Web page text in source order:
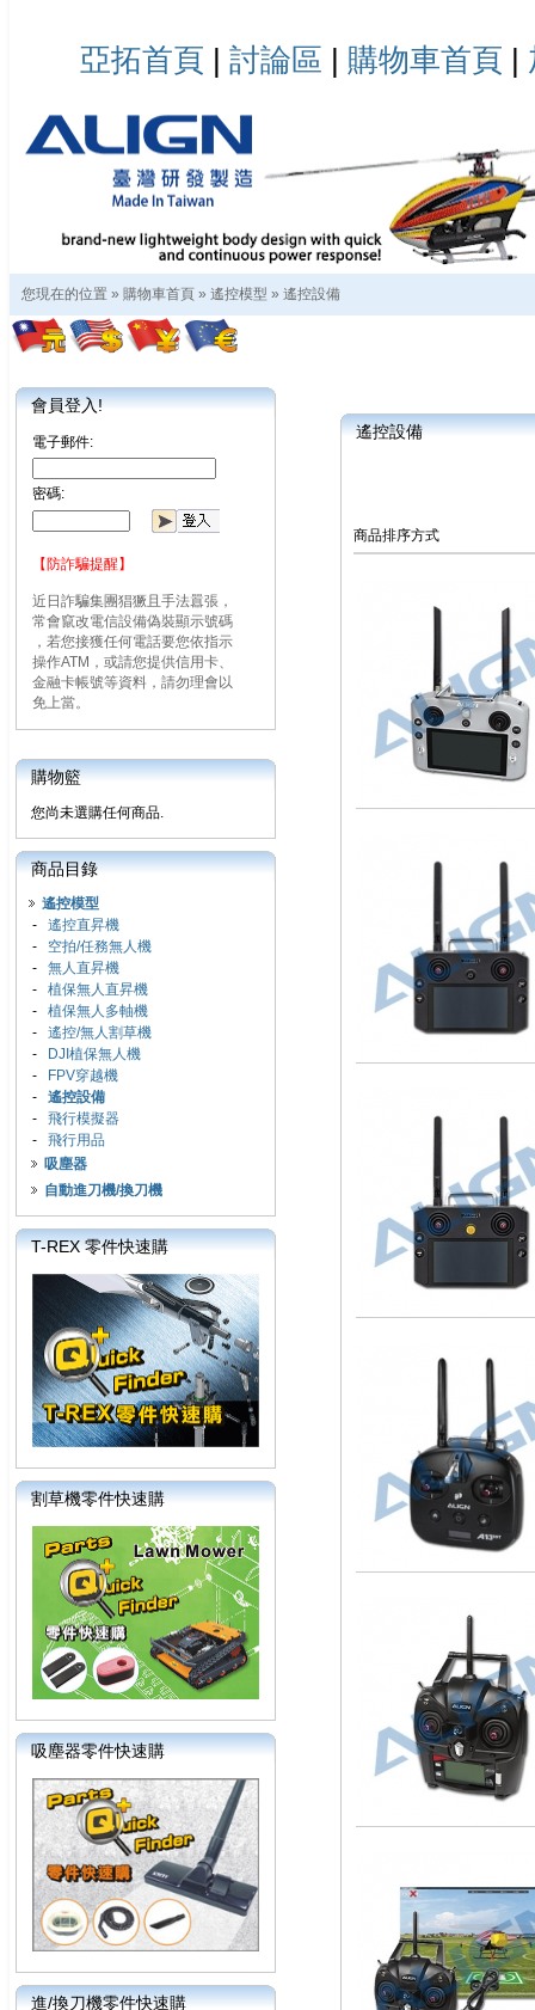
亞拓首頁 | 討論區 | 購物車首頁 |
您現在的位置 » 購物車首頁 » 遙控模型 » 遙控設備
會員登入!
電子郵件:
密碼:
【防詐騙提醒】
近日詐騙集團猖獗且手法囂張，
常會竄改電信設備偽裝顯示號碼
，若您接獲任何電話要您依指示
操作ATM，或請您提供信用卡、
金融卡帳號等資料，請勿理會以
免上當。
購物籃
您尚未選購任何商品.
商品目錄
遙控模型
- 遙控直昇機
- 空拍/任務無人機
- 無人直昇機
- 植保無人直昇機
- 植保無人多軸機
- 遙控/無人割草機
-
DJI植保無人機
-
FPV穿越機
- 遙控設備
- 飛行模擬器
- 飛行用品
吸塵器
自動進刀機/換刀機
T-REX 零件快速購
割草機零件快速購
吸塵器零件快速購
進/換刀機零件快速購
遙控設備
商品排序方式